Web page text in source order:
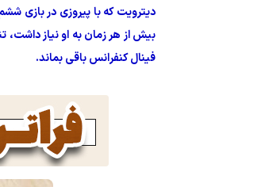
دیترویت که با پیروزی در بازی
فینال کنفرانس باقی بماند.